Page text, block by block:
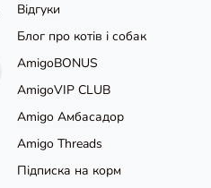
Відгуки
Блог про котів і собак
AmigoBONUS
AmigoVIP CLUB
Amigo Амбасадор
Amigo Threads
Підписка на корм